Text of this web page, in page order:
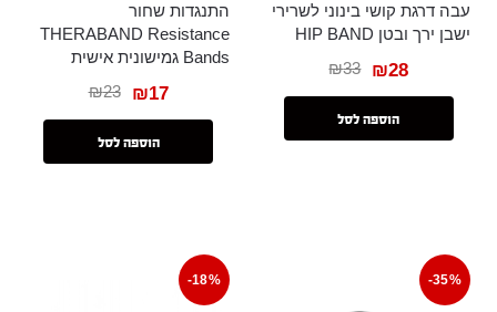
עבה דרגת קושי בינוני לשרירי
ישבן ירך ובטן HIP BAND
₪33 ₪28
הוספה לסל
התנגדות שחור
THERABAND Resistance
Bands גמישונית אישית
₪23 ₪17
הוספה לסל
-35%
-18%